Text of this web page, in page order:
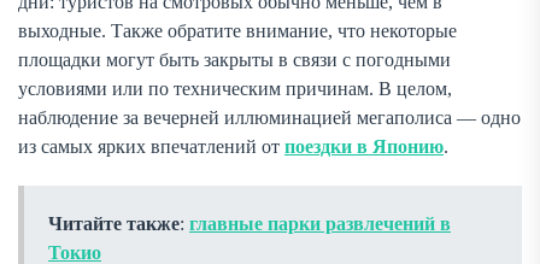
выходные. Также обратите внимание, что некоторые
площадки могут быть закрыты в связи с погодными
условиями или по техническим причинам. В целом,
наблюдение за вечерней иллюминацией мегаполиса — одно
из самых ярких впечатлений от поездки в Японию.
Читайте также: главные парки развлечений в
Токио